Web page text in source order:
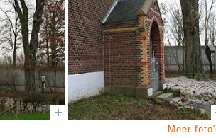
Meer